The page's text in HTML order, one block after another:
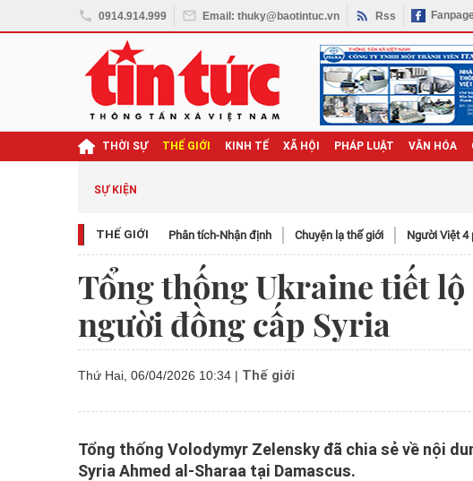
0914.914.999 Email: thuky@baotintuc.vn Rss
THỜI SỰ THẾ GIỚI KINH TẾ XÃ HỘI PHÁP LUẬT VĂN HÓA
SỰ KIỆN
THẾ GIỚI Phân tích-Nhận định Chuyện lạ thế giới Người Việt 4
Tổng thống Ukraine tiết
người đồng cấp Syria
Thứ Hai, 06/04/2026 10:34 | Thế giới
Tổng thống Volodymyr Zelensky đã chia sẻ về nội
Syria Ahmed al-Sharaa tại Damascus.